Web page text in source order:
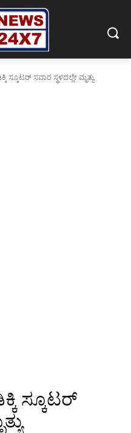
ಸ್ಕೂಟರ್ ಸವಾರ ಸ್ಥಳದಲ್ಲೇ ಮೃತ್ಯು
ಸ್ಕೂಟರ್